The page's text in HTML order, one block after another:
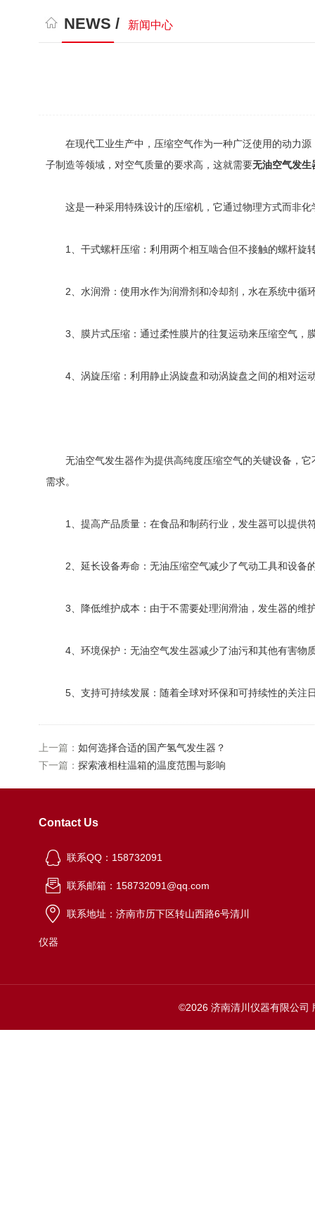
NEWS / 新闻中心
在现代工业生产中，压缩空气作为一种广泛使用的动力源
子制造等领域，对空气质量的要求高，这就需要无油空气发生
这是一种采用特殊设计的压缩机，它通过物理方式而非化
1、干式螺杆压缩：利用两个相互啮合但不接触的螺杆旋
2、水润滑：使用水作为润滑剂和冷却剂，水在系统中循
3、膜片式压缩：通过柔性膜片的往复运动来压缩空气，
4、涡旋压缩：利用静止涡旋盘和动涡旋盘之间的相对运
无油空气发生器作为提供高纯度压缩空气的关键设备，它
需求。
1、提高产品质量：在食品和制药行业，发生器可以提供
2、延长设备寿命：无油压缩空气减少了气动工具和设备
3、降低维护成本：由于不需要处理润滑油，发生器的维
4、环境保护：无油空气发生器减少了油污和其他有害物
5、支持可持续发展：随着全球对环保和可持续性的关注
上一篇： 如何选择合适的国产氢气发生器？
下一篇： 探索液相柱温箱的温度范围与影响
Contact Us
联系QQ：158732091
联系邮箱：158732091@qq.com
联系地址：济南市历下区转山西路6号清川
仪器
©2026 济南清川仪器有限公